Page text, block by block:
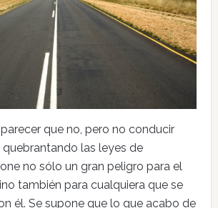
que no, pero no conducir
las leyes de
no sólo un gran peligro para el
también para cualquiera que se
él. Se supone que lo que acabo de